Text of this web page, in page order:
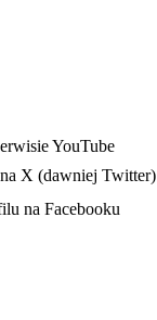
YouTube
X (dawniej Twitter)
na Facebooku